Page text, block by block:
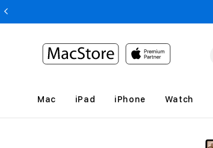
Mac iPad iPhone Watch